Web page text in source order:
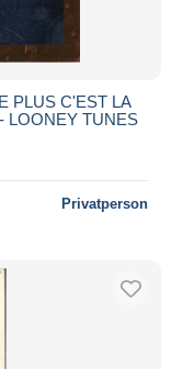
PLUS C'EST LA
LOONEY TUNES
Privatperson